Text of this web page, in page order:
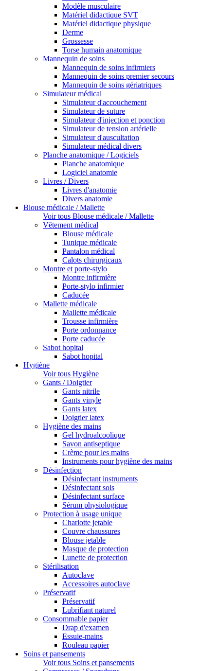
Modèle musculaire
Matériel didactique SVT
Matériel didactique physique
Derme
Grossesse
Torse humain anatomique
Mannequin de soins
Mannequin de soins infirmiers
Mannequin de soins premier secours
Mannequin de soins gériatriques
Simulateur médical
Simulateur d'accouchement
Simulateur de suture
Simulateur d'injection et ponction
Simulateur de tension artérielle
Simulateur d'auscultation
Simulateur médical divers
Planche anatomique / Logiciels
Planche anatomique
Logiciel anatomie
Livres / Divers
Livres d'anatomie
Divers anatomie
Blouse médicale / Mallette
Voir tous Blouse médicale / Mallette
Vêtement médical
Blouse médicale
Tunique médicale
Pantalon médical
Calots chirurgicaux
Montre et porte-stylo
Montre infirmière
Porte-stylo infirmier
Caducée
Mallette médicale
Mallette médicale
Trousse infirmière
Porte ordonnance
Porte caducée
Sabot hopital
Sabot hopital
Hygiène
Voir tous Hygiène
Gants / Doigtier
Gants nitrile
Gants vinyle
Gants latex
Doigtier latex
Hygiène des mains
Gel hydroalcoolique
Savon antiseptique
Crème pour les mains
Instruments pour hygiène des mains
Désinfection
Désinfectant instruments
Désinfectant sols
Désinfectant surface
Sérum physiologique
Protection à usage unique
Charlotte jetable
Couvre chaussures
Blouse jetable
Masque de protection
Lunette de protection
Stérilisation
Autoclave
Accessoires autoclave
Préservatif
Préservatif
Lubrifiant naturel
Consommable papier
Drap d'examen
Essuie-mains
Rouleau papier
Soins et pansements
Voir tous Soins et pansements